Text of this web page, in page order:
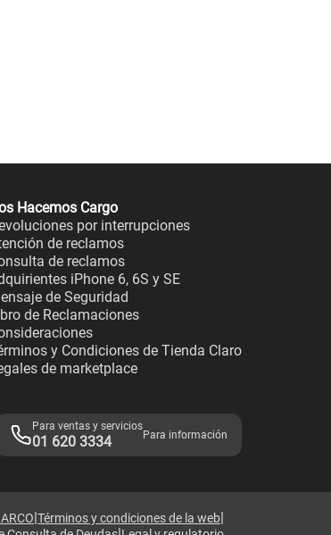
Hacemos Cargo
por interrupciones
de reclamos
de reclamos
iPhone 6, 6S y SE
de Seguridad
de Reclamaciones
y Condiciones de Tienda Claro
de marketplace
Para ventas y servicios
01 620 3334 Para información
|Términos y condiciones de la web|